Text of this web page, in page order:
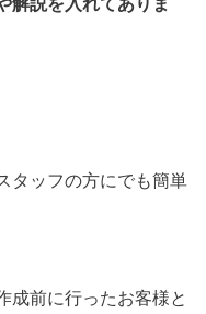
解説を入れてありま
タッフの方にでも簡単
成前に行ったお客様と